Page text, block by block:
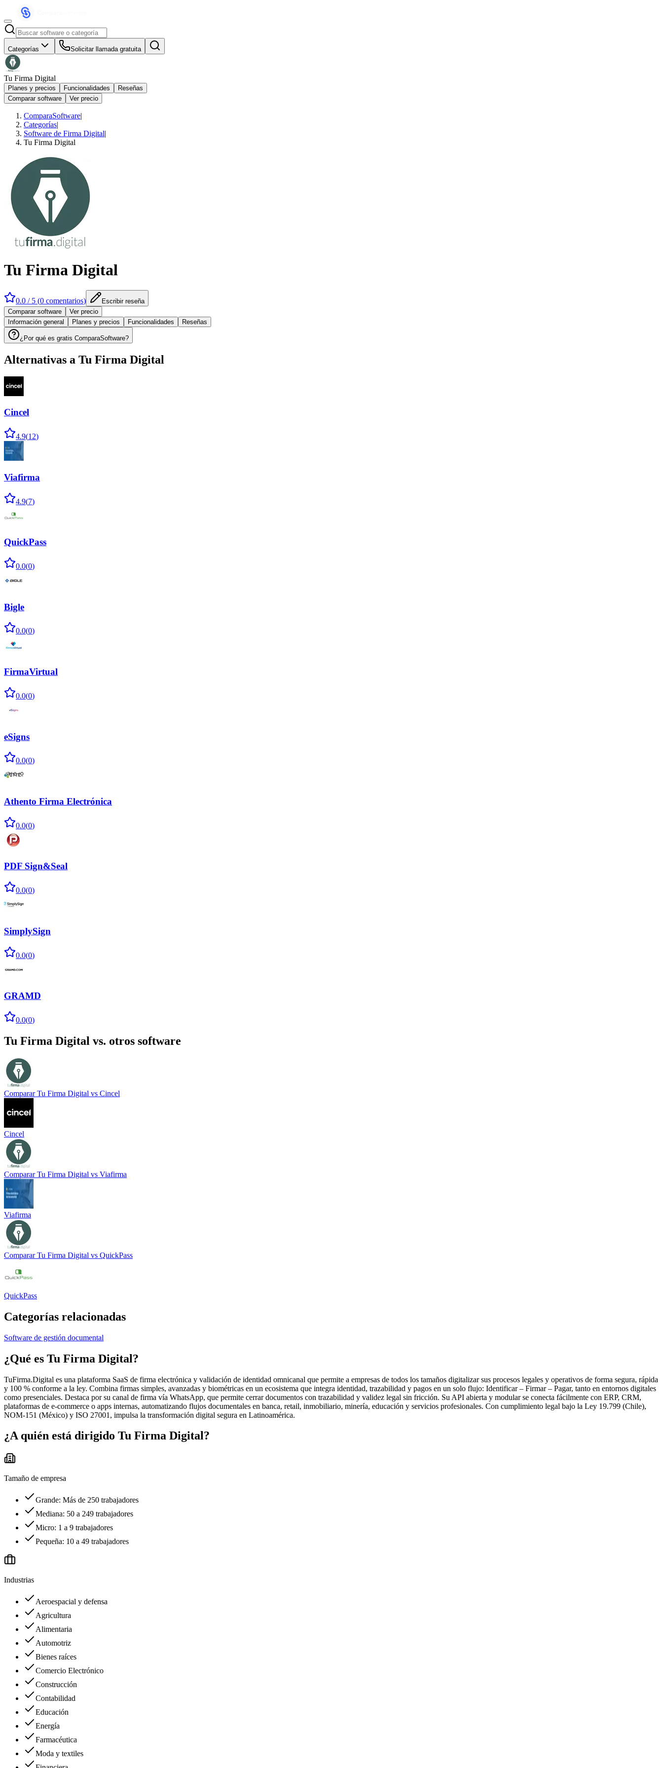
Categorías Solicitar llamada gratuita
Tu Firma Digital
Planes y precios Funcionalidades
Reseñas
Comparar software
Ver precio
ComparaSoftware|
Categorías|
Software de Firma Digital|
Tu Firma Digital
Tu Firma Digital
0.0 / 5 (0 comentarios)
Escribir reseña
Comparar software
Ver precio
Información general
Planes y precios Funcionalidades Reseñas
¿Por qué es gratis ComparaSoftware?
Alternativas a Tu Firma Digital
Cincel
4.9(12)
Viafirma
4.9(7)
QuickPass
0.0(0)
Bigle
0.0(0)
FirmaVirtual
0.0(0)
eSigns
0.0(0)
Athento Firma Electrónica
0.0(0)
PDF Sign&Seal
0.0(0)
SimplySign
0.0(0)
GRAMD
0.0(0)
Tu Firma Digital vs. otros software
Comparar Tu Firma Digital vs Cincel
Cincel
Comparar Tu Firma Digital vs Viafirma
Viafirma
Comparar Tu Firma Digital vs QuickPass
QuickPass
Categorías relacionadas
Software de gestión documental
¿Qué es Tu Firma Digital?
TuFirma.Digital es una plataforma SaaS de firma electrónica y validación de identidad omnicanal que permite a empresas de todos los tamaños digitalizar sus procesos legales y operativos de forma segura, rápida
y 100 % conforme a la ley. Combina firmas simples, avanzadas y biométricas en un ecosistema que integra identidad, trazabilidad y pagos en un solo flujo: Identificar – Firmar – Pagar, tanto en entornos digitales
como presenciales. Destaca por su canal de firma vía WhatsApp, que permite cerrar documentos con trazabilidad y validez legal sin fricción. Su API abierta y modular se conecta fácilmente con ERP, CRM,
plataformas de e-commerce o apps internas, automatizando flujos documentales en banca, retail, inmobiliario, minería, educación y servicios profesionales. Con cumplimiento legal bajo la Ley 19.799 (Chile),
NOM-151 (México) y ISO 27001, impulsa la transformación digital segura en Latinoamérica.
¿A quién está dirigido Tu Firma Digital?
Tamaño de empresa
Grande: Más de 250 trabajadores
Mediana: 50 a 249 trabajadores
Micro: 1 a 9 trabajadores
Pequeña: 10 a 49 trabajadores
Industrias
Aeroespacial y defensa
Agricultura
Alimentaria
Automotriz
Bienes raíces
Comercio Electrónico
Construcción
Contabilidad
Educación
Energía
Farmacéutica
Moda y textiles